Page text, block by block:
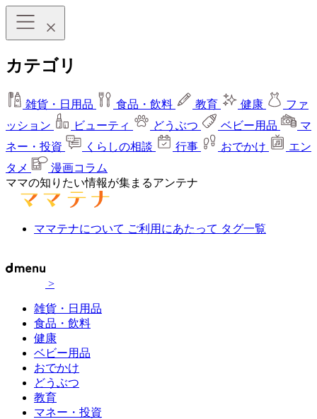
カテゴリ
雑貨・日用品 食品・飲料 教育 健康
ファ
ッション
ビューティ どうぶつ ベビー用品
マ
ネー・投資
くらしの相談 行事 おでかけ
エン
タメ
漫画コラム
ママの知りたい情報が集まるアンテナ
ママテナについて ご利用にあたって タグ一覧
>
雑貨・日用品
食品・飲料
健康
ベビー用品
おでかけ
どうぶつ
教育
マネー・投資